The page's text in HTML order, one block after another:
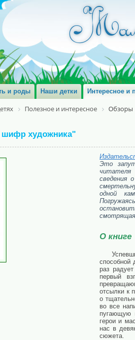
и роды Наши детки Интересное и
Полезное и интересное Обзоры
художника"
Это
читателя
сведения
одной
О книге
способной
раз
первый
отсылки к
о
во все
пугающую
герои и
нас в
сюжета.